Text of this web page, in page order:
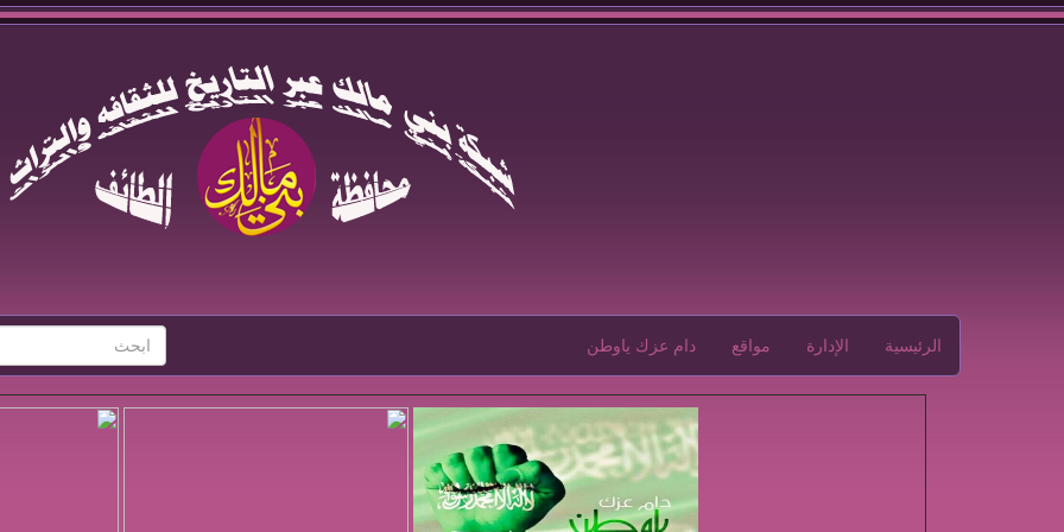
الرئيسية الإدارة مواقع دام عزك ياوطن